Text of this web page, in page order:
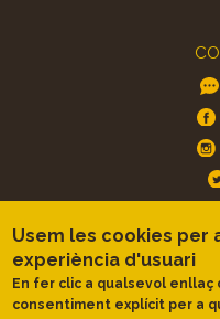
Usem les cookies per
experiència d'usuari
En fer clic a qualsevol
consentiment explícit per a